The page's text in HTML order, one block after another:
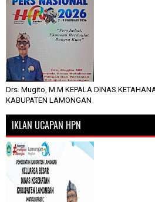
Drs. Mugito, M.M KEPALA DINAS
KABUPATEN LAMONGAN
IKLAN UCAPAN HPN